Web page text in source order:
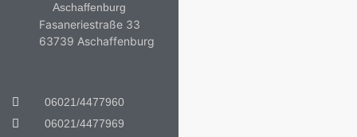
Aschaffenburg
Fasaneriestraße 33
63739 Aschaffenburg
06021/4477960
06021/4477969